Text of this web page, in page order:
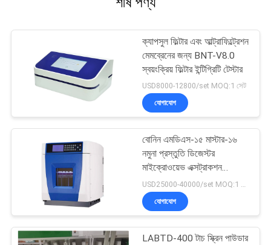
ক্যাপসুল ফিল্টার এবং আল্ট্রাফিল্ট্রেশন
মেমব্রেনের জন্য BNT-V8.0
স্বয়ংক্রিয় ফিল্টার ইন্টিগ্রিটি টেস্টার
USD8000-12800/set MOQ:1 সেট
যোগাযোগ
বোনিন এমডিএস-১৫ মাস্টার-১৬
নমুনা প্রস্তুতি ডিজেস্টর
মাইক্রোওয়েভ এক্সট্রাকশন
ডিজেস্টর সিস্টেম
USD25000-40000/set MOQ:1 সেট
যোগাযোগ
LABTD-400 টাচ স্ক্রিন পাউডার